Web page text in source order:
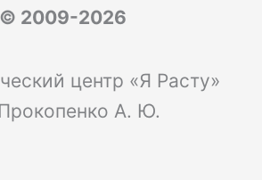
© 2009-2026
центр «Я Расту»
А. Ю.